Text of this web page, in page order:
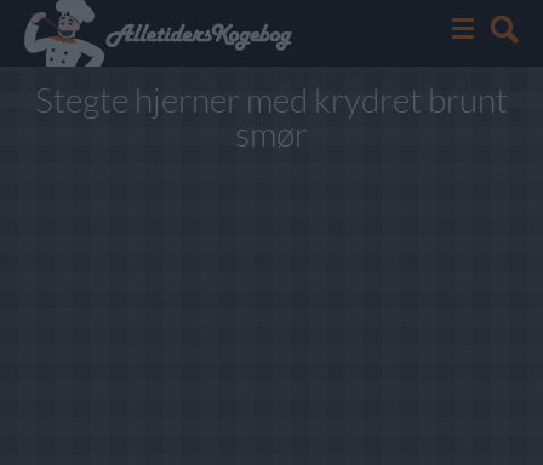
Stegte hjerner med krydret brunt
smør